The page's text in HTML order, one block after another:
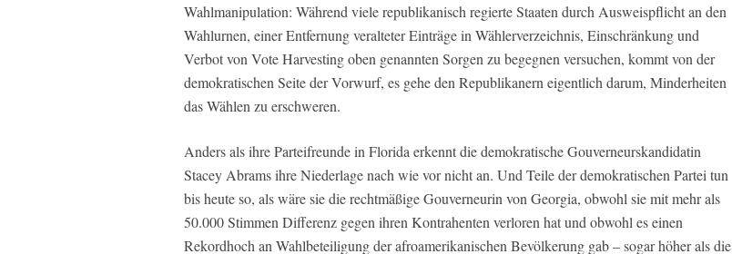
Wahlmanipulation: Während viele republikanisch regierte Staaten durch Ausweispflicht an den
Wahlurnen, einer Entfernung veralteter Einträge in Wählerverzeichnis, Einschränkung und
Verbot von Vote Harvesting oben genannten Sorgen zu begegnen versuchen, kommt von der
demokratischen Seite der Vorwurf, es gehe den Republikanern eigentlich darum, Minderheiten
das Wählen zu erschweren.
Anders als ihre Parteifreunde in Florida erkennt die demokratische Gouverneurskandidatin
Stacey Abrams ihre Niederlage nach wie vor nicht an. Und Teile der demokratischen Partei tun
bis heute so, als wäre sie die rechtmäßige Gouverneurin von Georgia, obwohl sie mit mehr als
50.000 Stimmen Differenz gegen ihren Kontrahenten verloren hat und obwohl es einen
Rekordhoch an Wahlbeteiligung der afroamerikanischen Bevölkerung gab – sogar höher als die